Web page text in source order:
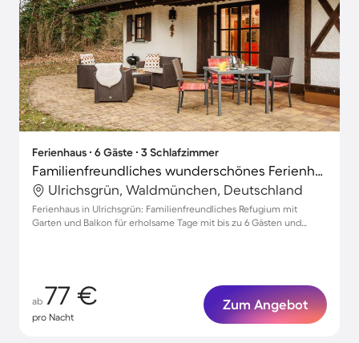
Ferienhaus ∙ 6 Gäste ∙ 3 Schlafzimmer
Familienfreundliches wunderschönes Ferienhaus mit Garten, Terrasse und Grill | Haustiere erlaubt
Ulrichsgrün, Waldmünchen, Deutschland
Ferienhaus in Ulrichsgrün: Familienfreundliches Refugium mit
Garten und Balkon für erholsame Tage mit bis zu 6 Gästen und
ab 77 €
pro Nacht
Zum Angebot